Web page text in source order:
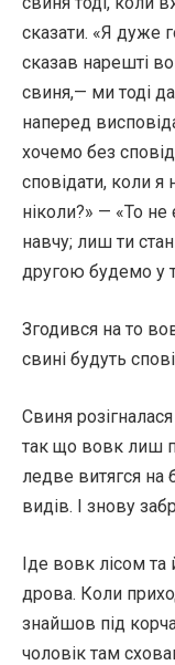
сказати. «Я дуже
сказав нарешті
свиня,— ми тоді
наперед
хочемо без
сповідати, коли я
ніколи?» — «То
навчу; лиш ти
другою будемо у
Згодився на то
свині будуть
Свиня
так що вовк лиш
ледве витягся на
видів. І знову
Іде вовк лісом та
дрова. Коли
знайшов під
чоловік там